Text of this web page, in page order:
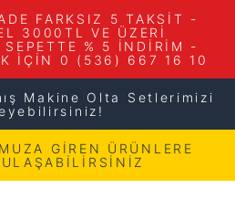
FARKSIZ 5 TAKSİT -
3000TL VE ÜZERİ
SEPETTE % 5 İNDİRİM -
İÇİN 0 (536) 667 16 10
Makine Olta Setlerimizi
GİREN ÜRÜNLERE